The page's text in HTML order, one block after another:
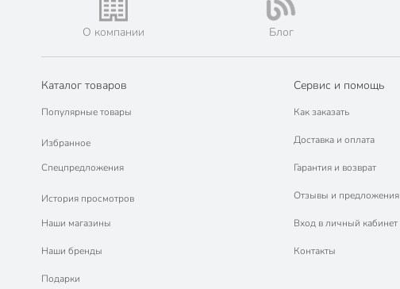
О компании Блог
Каталог товаров
Популярные товары
Избранное
Спецпредложения
История просмотров
Наши магазины
Наши бренды
Подарки
Сервис и помощь
Как заказать
Доставка и оплата
Гарантия и возврат
Отзывы и предложения
Вход в личный кабинет
Контакты